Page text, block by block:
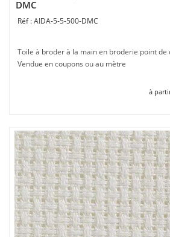
DMC
AIDA-5-5-500-DMC
Toile à broder à la main en broderie point de
Vendue en coupons ou au mètre
à